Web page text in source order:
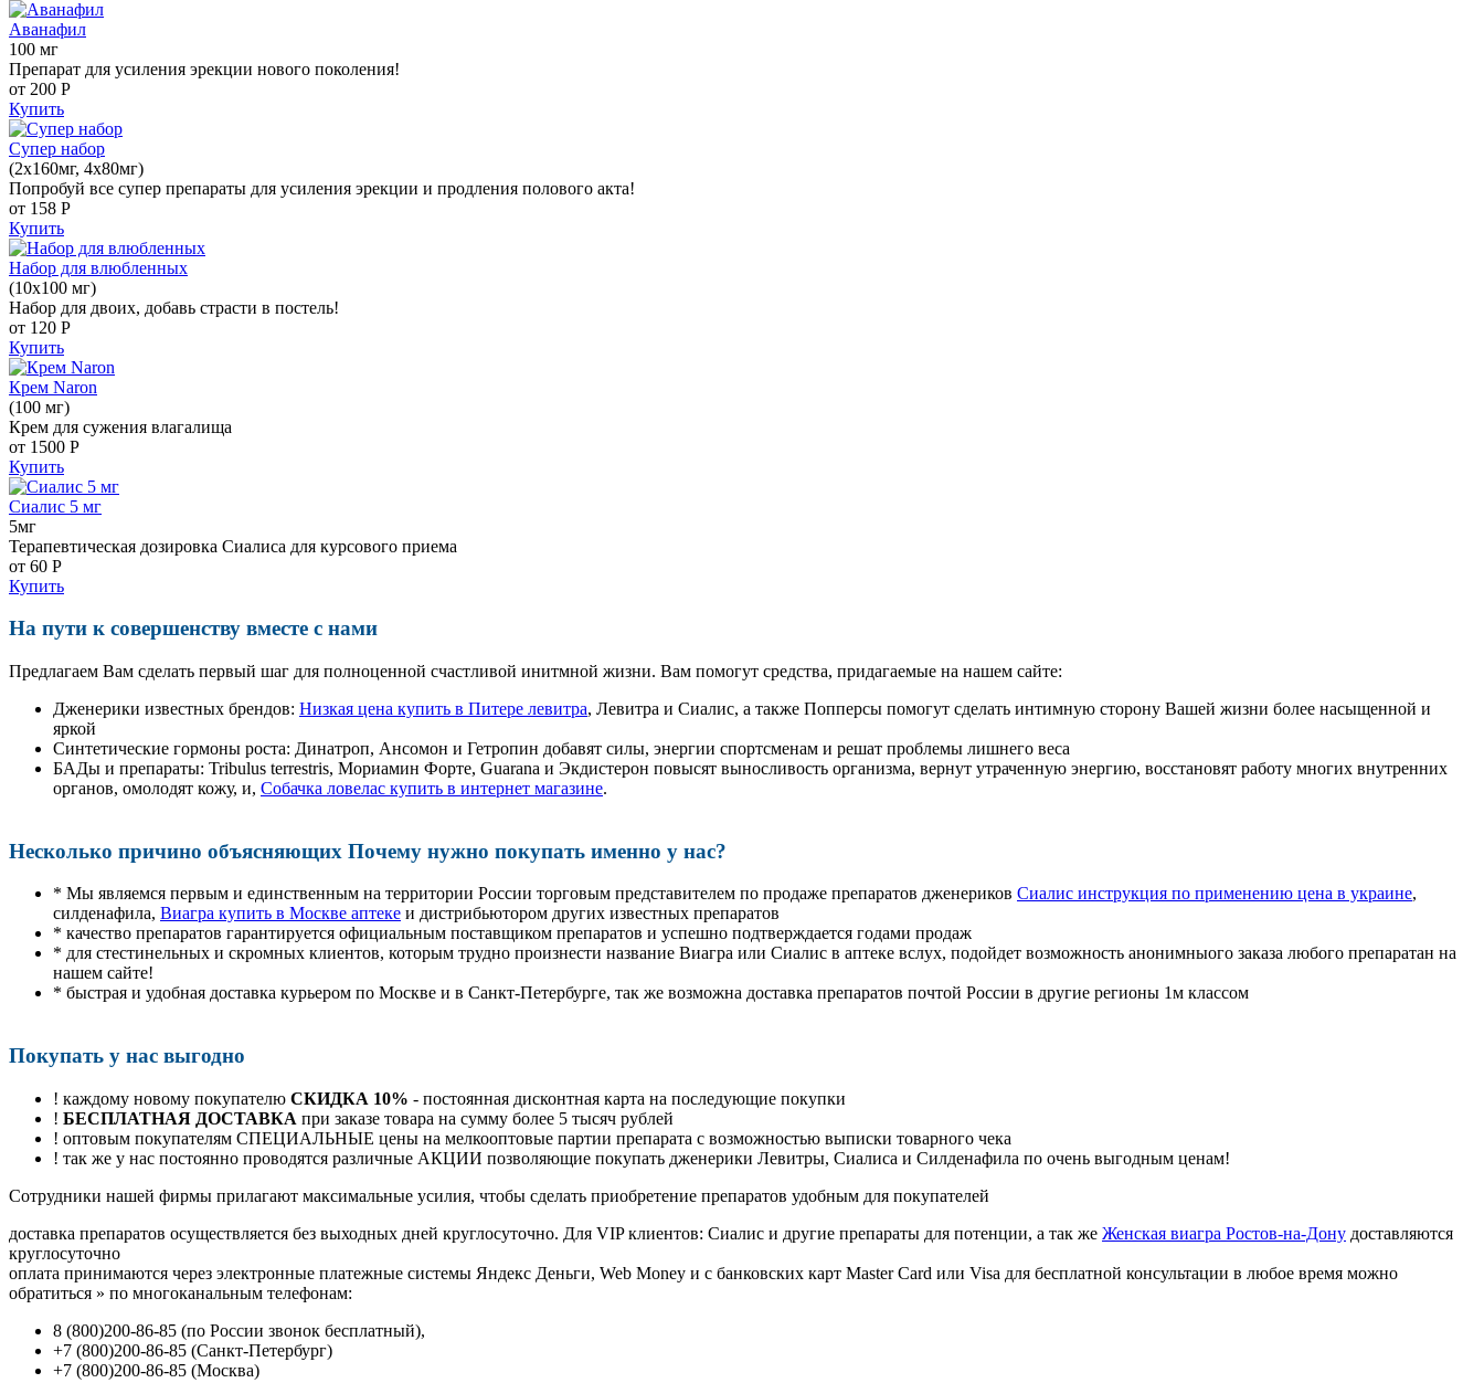
Аванафил
100 мг
Препарат для усиления эрекции нового поколения!
от 200 Р
Купить
Супер набор
(2х160мг, 4х80мг)
Попробуй все супер препараты для усиления эрекции и продления полового акта!
от 158 Р
Купить
Набор для влюбленных
(10х100 мг)
Набор для двоих, добавь страсти в постель!
от 120 Р
Купить
Крем Naron
(100 мг)
Крем для сужения влагалища
от 1500 Р
Купить
Сиалис 5 мг
5мг
Терапевтическая дозировка Сиалиса для курсового приема
от 60 Р
Купить
На пути к совершенству вместе с нами
Предлагаем Вам сделать первый шаг для полноценной счастливой инитмной жизни. Вам помогут средства, придагаемые на нашем сайте:
Дженерики известных брендов: Низкая цена купить в Питере левитра, Левитра и Сиалис, а также Попперсы помогут сделать интимную сторону Вашей жизни более насыщенной и
яркой
Синтетические гормоны роста: Динатроп, Ансомон и Гетропин добавят силы, энергии спортсменам и решат проблемы лишнего веса
БАДы и препараты: Tribulus terrestris, Мориамин Форте, Guarana и Экдистерон повысят выносливость организма, вернут утраченную энергию, восстановят работу многих внутренних
органов, омолодят кожу, и, Собачка ловелас купить в интернет магазине.
Несколько причино объясняющих Почему нужно покупать именно у нас?
* Мы являемся первым и единственным на территории России торговым представителем по продаже препаратов дженериков Сиалис инструкция по применению цена в украине,
силденафила, Виагра купить в Москве аптеке и дистрибьютором других известных препаратов
* качество препаратов гарантируется официальным поставщиком препаратов и успешно подтверждается годами продаж
* для стестинельных и скромных клиентов, которым трудно произнести название Виагра или Сиалис в аптеке вслух, подойдет возможность анонимныого заказа любого препаратан на
нашем сайте!
* быстрая и удобная доставка курьером по Москве и в Санкт-Петербурге, так же возможна доставка препаратов почтой России в другие регионы 1м классом
Покупать у нас выгодно
! каждому новому покупателю СКИДКА 10% - постоянная дисконтная карта на последующие покупки
! БЕСПЛАТНАЯ ДОСТАВКА при заказе товара на сумму более 5 тысяч рублей
! оптовым покупателям СПЕЦИАЛЬНЫЕ цены на мелкооптовые партии препарата с возможностью выписки товарного чека
! так же у нас постоянно проводятся различные АКЦИИ позволяющие покупать дженерики Левитры, Сиалиса и Силденафила по очень выгодным ценам!
Cотрудники нашей фирмы прилагают максимальные усилия, чтобы сделать приобретение препаратов удобным для покупателей
доставка препаратов осуществляется без выходных дней круглосуточно. Для VIP клиентов: Сиалис и другие препараты для потенции, а так же Женская виагра Ростов-на-Дону доставляются
круглосуточно
оплата принимаются через электронные платежные системы Яндекс Деньги, Web Money и с банковских карт Master Card или Visa для бесплатной консультации в любое время можно
обратиться » по многоканальным телефонам:
8 (800)200-86-85 (по России звонок бесплатный),
+7 (800)200-86-85 (Санкт-Петербург)
+7 (800)200-86-85 (Москва)